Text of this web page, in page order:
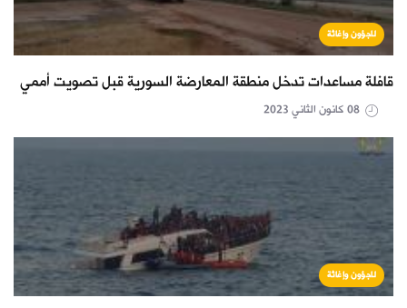
لاجؤون وإغاثة
قافلة مساعدات تدخل منطقة المعارضة السورية قبل تصويت أممي
لاجؤون وإغاثة